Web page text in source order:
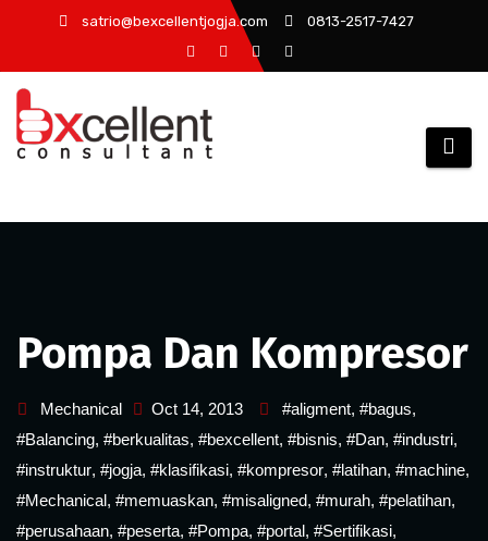
content
satrio@bexcellentjogja.com 0813-2517-7427
Pompa Dan Kompresor
Mechanical Oct 14, 2013 #aligment, #bagus,
#Balancing, #berkualitas, #bexcellent, #bisnis, #Dan, #industri,
#instruktur, #jogja, #klasifikasi, #kompresor, #latihan, #machine,
#Mechanical, #memuaskan, #misaligned, #murah, #pelatihan,
#perusahaan, #peserta, #Pompa, #portal, #Sertifikasi,